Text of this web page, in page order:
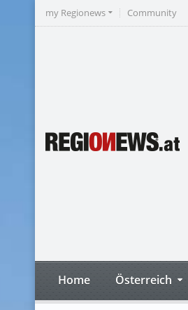
my Regionews Community
Home Österreich